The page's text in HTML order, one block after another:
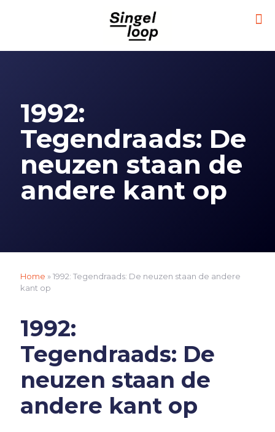
1992:
Tegendraads: De
neuzen staan de
andere kant op
Home »1992: Tegendraads: De neuzen staan de andere
kant op
1992:
Tegendraads: De
neuzen staan de
andere kant op